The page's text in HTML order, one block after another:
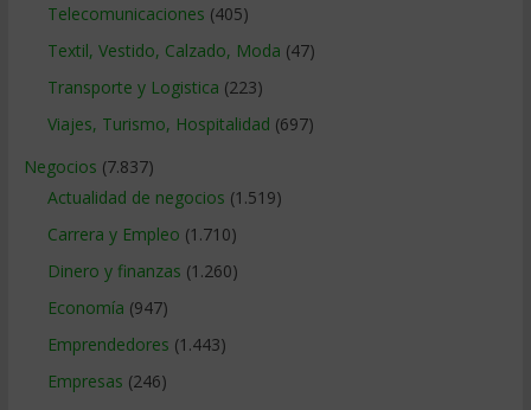
Telecomunicaciones (405)
Textil, Vestido, Calzado, Moda (47)
Transporte y Logistica (223)
Viajes, Turismo, Hospitalidad (697)
Negocios (7.837)
Actualidad de negocios (1.519)
Carrera y Empleo (1.710)
Dinero y finanzas (1.260)
Economía (947)
Emprendedores (1.443)
Empresas (246)